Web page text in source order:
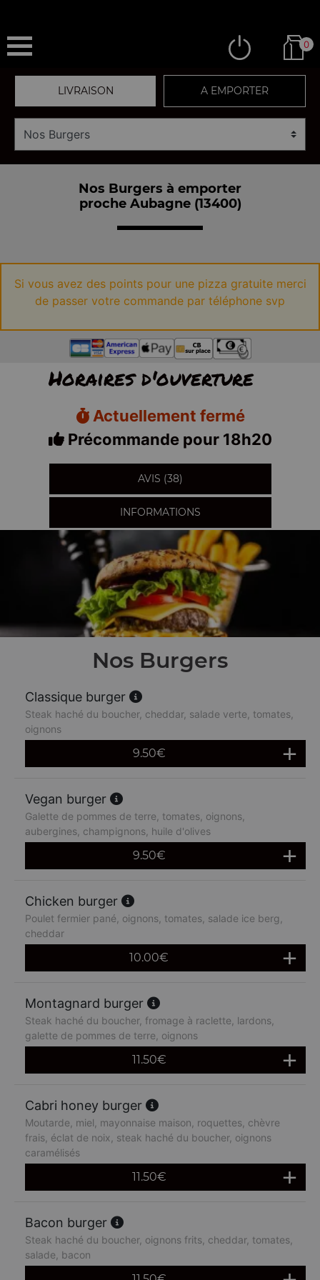
0
LIVRAISON A EMPORTER
Nos Burgers à emporter
proche Aubagne (13400)
Si vous avez des points pour une pizza gratuite merci
de passer votre commande par téléphone svp
Horaires d'ouverture
Actuellement fermé
Précommande pour 18h20
AVIS (38)
INFORMATIONS
Nos Burgers
Classique burger
Steak haché du boucher, cheddar, salade verte, tomates,
oignons
9.50€
Vegan burger
Galette de pommes de terre, tomates, oignons,
aubergines, champignons, huile d'olives
9.50€
Chicken burger
Poulet fermier pané, oignons, tomates, salade ice berg,
cheddar
10.00€
Montagnard burger
Steak haché du boucher, fromage à raclette, lardons,
galette de pommes de terre, oignons
11.50€
Cabri honey burger
Moutarde, miel, mayonnaise maison, roquettes, chèvre
frais, éclat de noix, steak haché du boucher, oignons
caramélisés
11.50€
Bacon burger
Steak haché du boucher, oignons frits, cheddar, tomates,
salade, bacon